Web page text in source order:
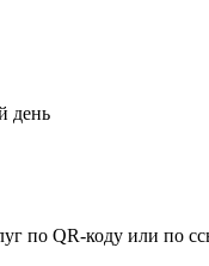
день
по QR-коду или по